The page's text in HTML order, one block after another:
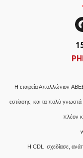
H εταιρεία Απολλώνιον
εστίασης και τα πολύ
πλέον
H CDL σχεδίασε,